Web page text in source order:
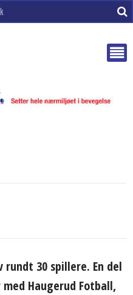
30 spillere. En del
Haugerud Fotball,